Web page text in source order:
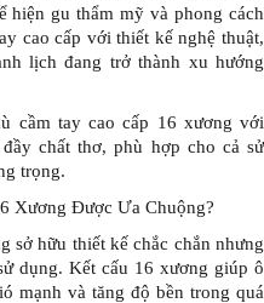
hiện gu thẩm mỹ và phong cách
cao cấp với thiết kế nghệ thuật,
lịch đang trở thành xu hướng
cầm tay cao cấp 16 xương với
chất thơ, phù hợp cho cả sử
trọng.
Xương Được Ưa Chuộng?
sở hữu thiết kế chắc chắn nhưng
dụng. Kết cấu 16 xương giúp ô
mạnh và tăng độ bền trong quá